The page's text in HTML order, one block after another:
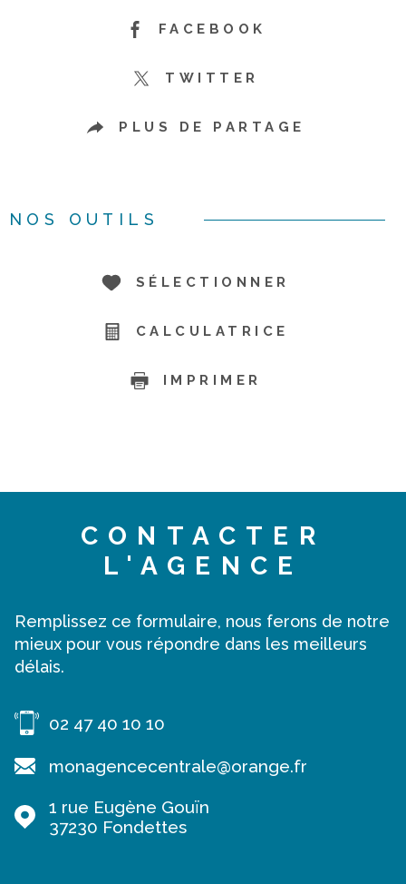
FACEBOOK
TWITTER
PLUS DE PARTAGE
NOS OUTILS
SÉLECTIONNER
CALCULATRICE
IMPRIMER
CONTACTER
L'AGENCE
Remplissez ce formulaire, nous ferons de notre
mieux pour vous répondre dans les meilleurs
délais.
02 47 40 10 10
monagencecentrale@orange.fr
1 rue Eugène Gouïn
37230
Fondettes